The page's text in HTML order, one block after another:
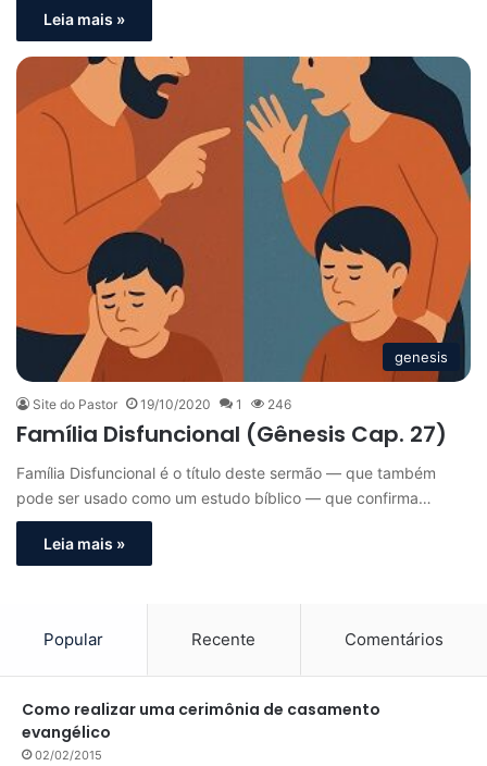
Leia mais »
genesis
Site do Pastor 19/10/2020 1 246
Família Disfuncional (Gênesis Cap. 27)
Família Disfuncional é o título deste sermão — que também
pode ser usado como um estudo bíblico — que confirma…
Leia mais »
Popular Recente Comentários
Como realizar uma cerimônia de casamento
evangélico
02/02/2015